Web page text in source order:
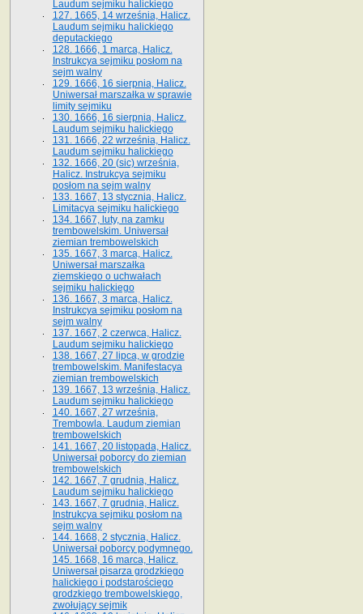
Laudum sejmiku halickiego
127. 1665, 14 września, Halicz.
Laudum sejmiku halickiego
deputackiego
128. 1666, 1 marca, Halicz.
Instrukcya sejmiku posłom na
sejm walny
129. 1666, 16 sierpnia, Halicz.
Uniwersał marszałka w sprawie
limity sejmiku
130. 1666, 16 sierpnia, Halicz.
Laudum sejmiku halickiego
131. 1666, 22 września, Halicz.
Laudum sejmiku halickiego
132. 1666, 20 (sic) września,
Halicz. Instrukcya sejmiku
posłom na sejm walny
133. 1667, 13 stycznia, Halicz.
Limitacya sejmiku halickiego
134. 1667, luty, na zamku
trembowelskim. Uniwersał
ziemian trembowelskich
135. 1667, 3 marca, Halicz.
Uniwersał marszałka
ziemskiego o uchwałach
sejmiku halickiego
136. 1667, 3 marca, Halicz.
Instrukcya sejmiku posłom na
sejm walny
137. 1667, 2 czerwca, Halicz.
Laudum sejmiku halickiego
138. 1667, 27 lipca, w grodzie
trembowelskim. Manifestacya
ziemian trembowelskich
139. 1667, 13 września, Halicz.
Laudum sejmiku halickiego
140. 1667, 27 września,
Trembowla. Laudum ziemian
trembowelskich
141. 1667, 20 listopada, Halicz.
Uniwersał poborcy do ziemian
trembowelskich
142. 1667, 7 grudnia, Halicz.
Laudum sejmiku halickiego
143. 1667, 7 grudnia, Halicz.
Instrukcya sejmiku posłom na
sejm walny
144. 1668, 2 stycznia, Halicz.
Uniwersał poborcy podymnego.
145. 1668, 16 marca, Halicz.
Uniwersał pisarza grodzkiego
halickiego i podstarościego
grodzkiego trembowelskiego,
zwołujący sejmik